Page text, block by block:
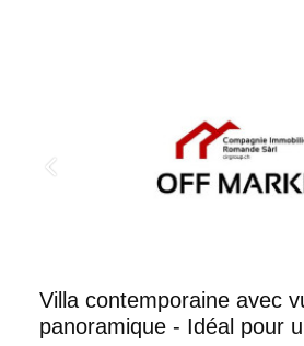
Villa contemporaine avec
panoramique - Idéal pour